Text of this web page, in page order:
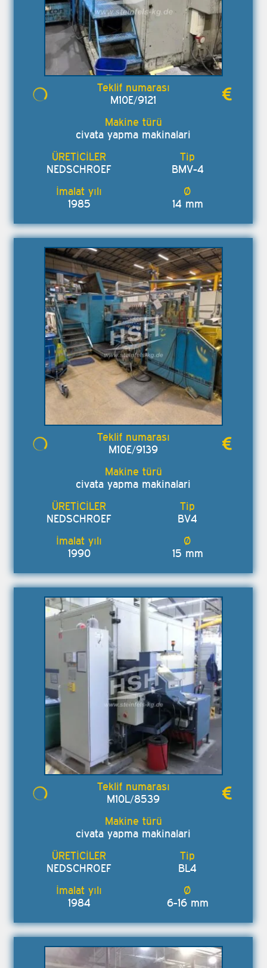
M10E/9121
civata yapma makinalari
NEDSCHROEF BMV-4
1985 14 mm
M10E/9139
civata yapma makinalari
NEDSCHROEF BV4
1990 15 mm
M10L/8539
civata yapma makinalari
NEDSCHROEF BL4
1984 6-16 mm